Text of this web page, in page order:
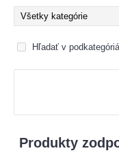
Hľadať v
Produkty